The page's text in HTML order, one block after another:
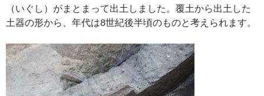
（いぐし）がまとまって出土しました。覆土から出土した
土器の形から、年代は8世紀後半頃のものと考えられます。